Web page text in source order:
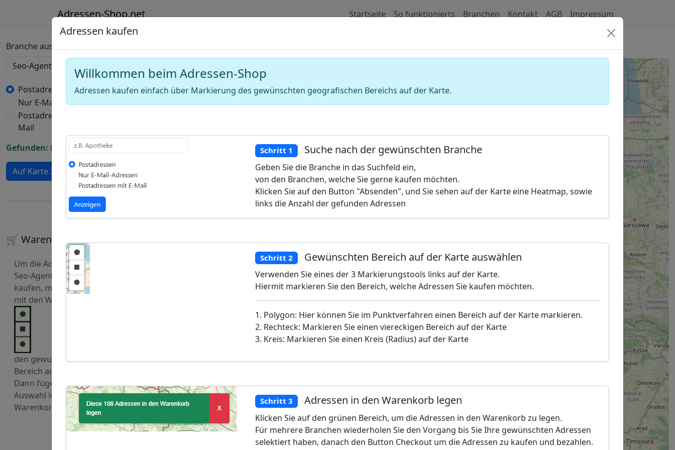
Adressen-Shop.net Startseite So funktionierts Branchen Kontakt AGB Impressum
Branche auswählen
Postadressen
Nur E-Mail-Adressen
Postadressen mit E-
Mail
Gefunden: 898 Adressen
Auf Karte zeigen
🛒 Warenkorb
Um die Adressen von
Seo-Agenturen zu
kaufen, markieren Sie
mit den Werkzeugen
den gewuenschten
Bereich auf der Karte.
Dann fügen Sie diese
Auswahl in den
Warenkorb hinzu.
Deutschland Karte für Adressen von Seo-Agenturen (Suchmaschinenoptimierer)
+
−
polygon
a
Draw
layers
Delete
Adressen kaufen
Willkommen beim Adressen-Shop
Adressen kaufen einfach über Markierung des gewünschten geografischen Bereichs auf der Karte.
Schritt 1 Suche nach der gewünschten Branche
Geben Sie die Branche in das Suchfeld ein,
von den Branchen, welche Sie gerne kaufen möchten.
Klicken Sie auf den Button "Absenden", und Sie sehen auf der Karte eine Heatmap, sowie
links die Anzahl der gefunden Adressen
Schritt 2 Gewünschten Bereich auf der Karte auswählen
Verwenden Sie eines der 3 Markierungstools links auf der Karte.
Hiermit markieren Sie den Bereich, welche Adressen Sie kaufen möchten.
1. Polygon: Hier können Sie im Punktverfahren einen Bereich auf der Karte markieren.
2. Rechteck: Markieren Sie einen viereckigen Bereich auf der Karte
3. Kreis: Markieren Sie einen Kreis (Radius) auf der Karte
Schritt 3 Adressen in den Warenkorb legen
Klicken Sie auf den grünen Bereich, um die Adressen in den Warenkorb zu legen.
Für mehrere Branchen wiederholen Sie den Vorgang bis Sie Ihre gewünschten Adressen
selektiert haben, danach den Button Checkout um die Adressen zu kaufen und bezahlen.